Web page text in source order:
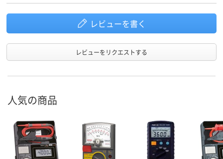
レビューを書く
レビューをリクエストする
人気の商品